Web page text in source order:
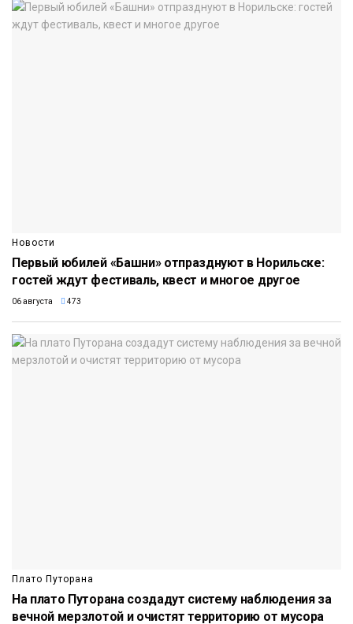
Новости
Первый юбилей «Башни» отпразднуют в Норильске:
гостей ждут фестиваль, квест и многое другое
06 августа 473
Плато Путорана
На плато Путорана создадут систему наблюдения за
вечной мерзлотой и очистят территорию от мусора